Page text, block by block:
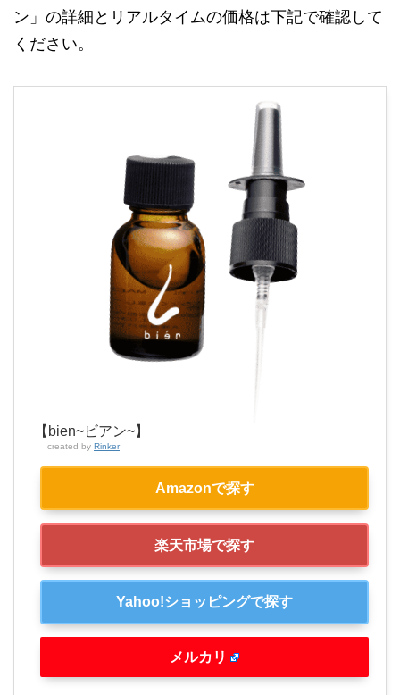
ン」の詳細とリアルタイムの価格は下記で確認して
ください。
【bien~ビアン~】
created by Rinker
Amazonで探す
楽天市場で探す
Yahoo!ショッピングで探す
メルカリ